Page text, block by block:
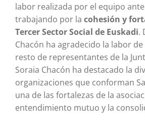
labor realizada por el equipo
trabajando por la cohesión y
Tercer Sector Social de Euskadi.
Chacón ha agradecido la labor
resto de representantes de la
Soraia Chacón ha destacado la
organizaciones que conforman
una de las fortalezas de la
entendimiento mutuo y la